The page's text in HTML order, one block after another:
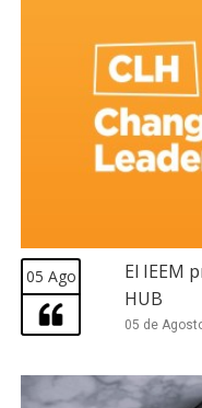
05 Ago
El IEEM
HUB
05 de